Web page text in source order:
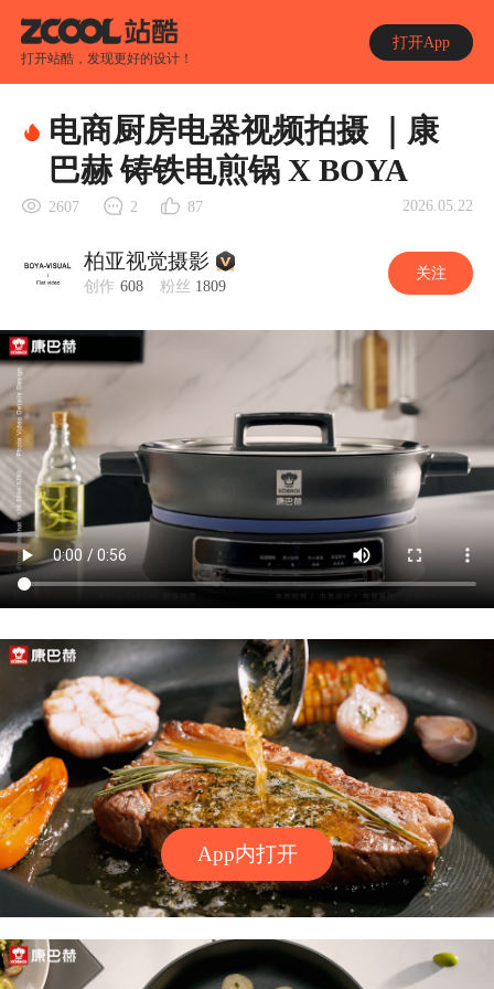
打开站酷，发现更好的设计！
打开App
App内打开
电商厨房电器视频拍摄 ｜康
巴赫 铸铁电煎锅 X BOYA
2607 2 87 2026.05.22
柏亚视觉摄影
创作 608 粉丝 1809
关注